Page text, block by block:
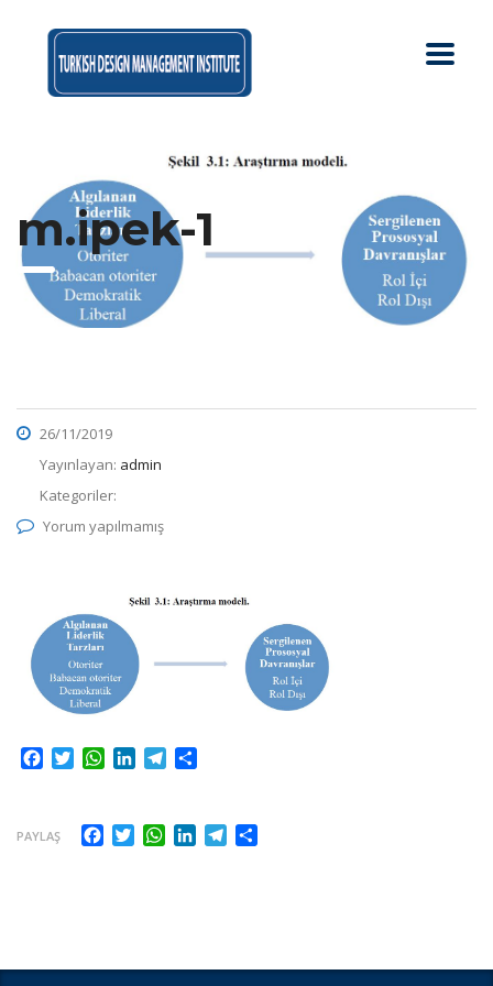
m.ipek-1
26/11/2019
Yayınlayan: admin
Kategoriler:
Yorum yapılmamış
Facebook
TwitterWhatsApp
LinkedInTelegram
PAYLAŞ Facebook
TwitterWhatsApp
LinkedInTelegram